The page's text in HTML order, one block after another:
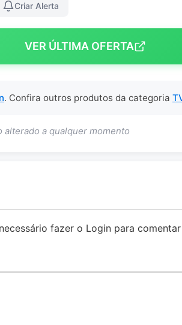
Criar Alerta
VER ÚLTIMA OFERTA
. Confira outros produtos da categoria
a qualquer momento
fazer o Login para comentar